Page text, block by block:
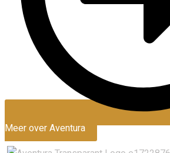
Meer over Aventura